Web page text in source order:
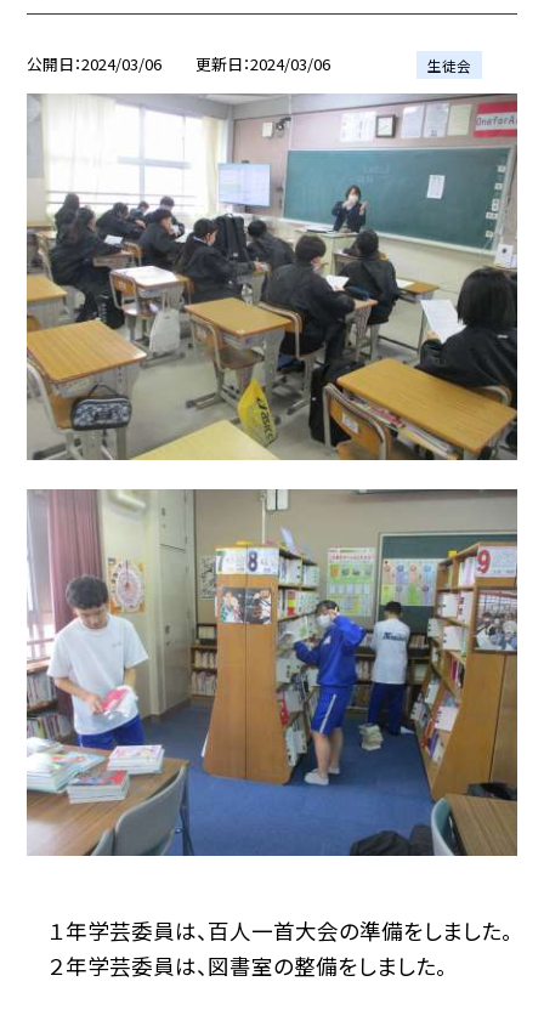
公開日 2024/03/06 更新日 2024/03/06 生徒会
１年学芸委員は、百人一首大会の準備をしました。
２年学芸委員は、図書室の整備をしました。